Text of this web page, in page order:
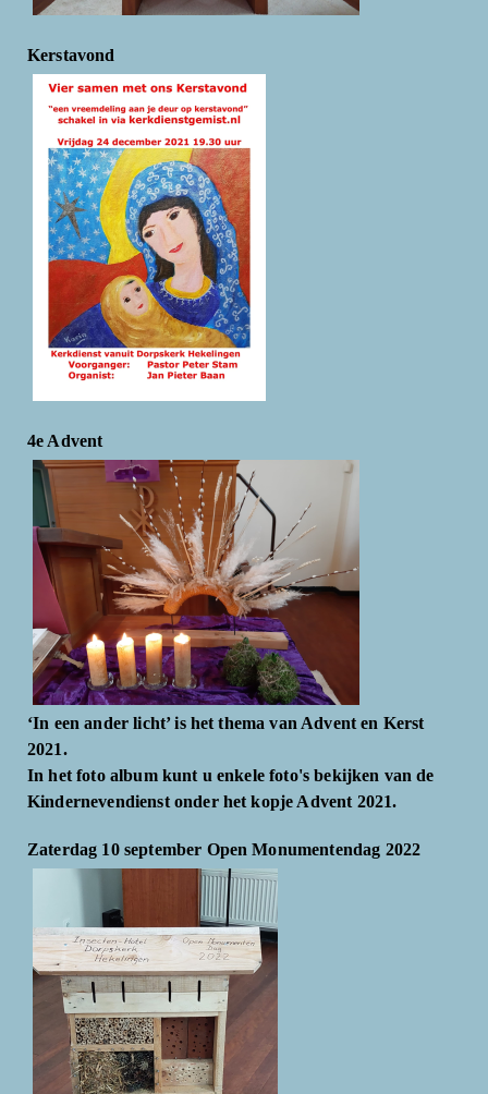
Kerstavond
4e Advent
‘In een ander licht’ is het thema van Advent en Kerst
2021.
In het foto album kunt u enkele foto's bekijken van de
Kindernevendienst onder het kopje Advent 2021.
Zaterdag 10 september Open Monumentendag 2022